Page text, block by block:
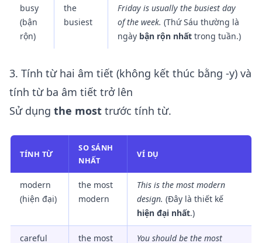
busy
(bận
rộn)
the
busiest
Friday is usually the busiest day
of the week. (Thứ Sáu thường là
ngày bận rộn nhất trong tuần.)
3. Tính từ hai âm tiết (không kết thúc bằng -y) và
tính từ ba âm tiết trở lên
Sử dụng the most trước tính từ.
TÍNH TỪ
SO SÁNH
NHẤT
VÍ DỤ
modern
(hiện đại)
the most
modern
This is the most modern
design. (Đây là thiết kế
hiện đại nhất.)
careful the most You should be the most